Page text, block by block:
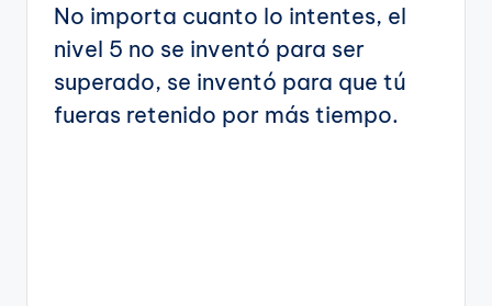
No importa cuanto lo intentes, el
nivel 5 no se inventó para ser
superado, se inventó para que tú
fueras retenido por más tiempo.